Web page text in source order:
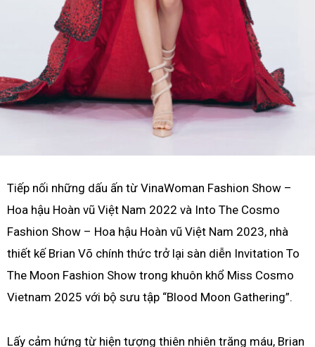
Tiếp nối những dấu ấn từ VinaWoman Fashion Show –
Hoa hậu Hoàn vũ Việt Nam 2022 và Into The Cosmo
Fashion Show – Hoa hậu Hoàn vũ Việt Nam 2023, nhà
thiết kế Brian Võ chính thức trở lại sàn diễn Invitation To
The Moon Fashion Show trong khuôn khổ Miss Cosmo
Vietnam 2025 với bộ sưu tập “Blood Moon Gathering”.
Lấy cảm hứng từ hiện tượng thiên nhiên trăng máu, Brian